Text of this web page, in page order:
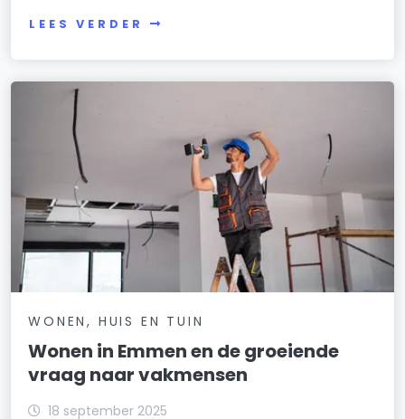
LEES VERDER
WONEN, HUIS EN TUIN
Wonen in Emmen en de groeiende
vraag naar vakmensen
18 september 2025